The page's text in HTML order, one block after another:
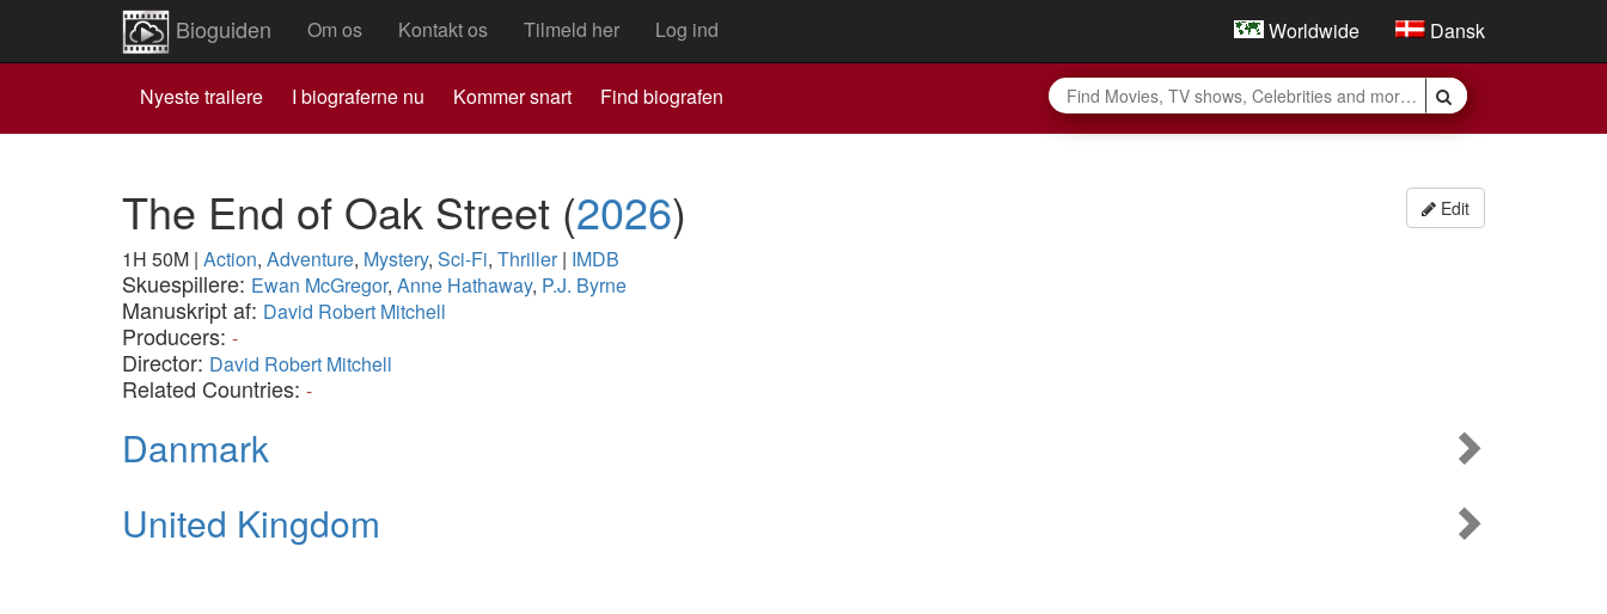
Bioguiden Om os Kontakt os Tilmeld her Log ind Worldwide Dansk
Nyeste trailere I biograferne nu Kommer snart Find biografen
Edit
The End of Oak Street (2026)
1H 50M | Action, Adventure, Mystery, Sci-Fi, Thriller| IMDB
Skuespillere: Ewan McGregor, Anne Hathaway, P.J. Byrne
Manuskript af: David Robert Mitchell
Producers: -
Director: David Robert Mitchell
Related Countries: -
Danmark
United Kingdom